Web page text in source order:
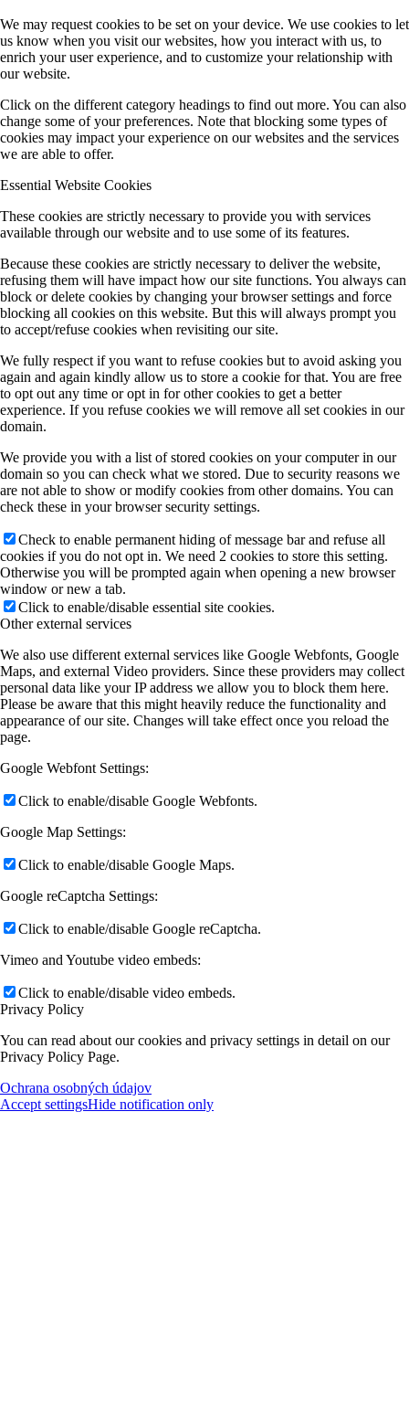
We may request cookies to be set on your device. We use cookies to let
us know when you visit our websites, how you interact with us, to
enrich your user experience, and to customize your relationship with
our website.
Click on the different category headings to find out more. You can also
change some of your preferences. Note that blocking some types of
cookies may impact your experience on our websites and the services
we are able to offer.
Essential Website Cookies
These cookies are strictly necessary to provide you with services
available through our website and to use some of its features.
Because these cookies are strictly necessary to deliver the website,
refusing them will have impact how our site functions. You always can
block or delete cookies by changing your browser settings and force
blocking all cookies on this website. But this will always prompt you
to accept/refuse cookies when revisiting our site.
We fully respect if you want to refuse cookies but to avoid asking you
again and again kindly allow us to store a cookie for that. You are free
to opt out any time or opt in for other cookies to get a better
experience. If you refuse cookies we will remove all set cookies in our
domain.
We provide you with a list of stored cookies on your computer in our
domain so you can check what we stored. Due to security reasons we
are not able to show or modify cookies from other domains. You can
check these in your browser security settings.
Check to enable permanent hiding of message bar and refuse all
cookies if you do not opt in. We need 2 cookies to store this setting.
Otherwise you will be prompted again when opening a new browser
window or new a tab.
Click to enable/disable essential site cookies.
Other external services
We also use different external services like Google Webfonts, Google
Maps, and external Video providers. Since these providers may collect
personal data like your IP address we allow you to block them here.
Please be aware that this might heavily reduce the functionality and
appearance of our site. Changes will take effect once you reload the
page.
Google Webfont Settings:
Click to enable/disable Google Webfonts.
Google Map Settings:
Click to enable/disable Google Maps.
Google reCaptcha Settings:
Click to enable/disable Google reCaptcha.
Vimeo and Youtube video embeds:
Click to enable/disable video embeds.
Privacy Policy
You can read about our cookies and privacy settings in detail on our
Privacy Policy Page.
Ochrana osobných údajov
Accept settingsHide notification only